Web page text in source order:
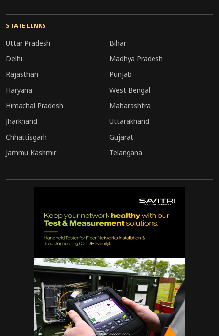
STATE LINKS
Uttar Pradesh
Bihar
Delhi
Madhya Pradesh
Rajasthan
Punjab
Haryana
West Bengal
Himachal Pradesh
Maharashtra
Jharkhand
Uttarakhand
Chhattisgarh
Gujarat
Jammu Kashmir
Telangana